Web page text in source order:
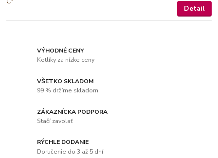
Detail
VÝHODNÉ CENY
Kotlíky za nízke ceny
VŠETKO SKLADOM
99 % držíme skladom
ZÁKAZNÍCKA PODPORA
Stačí zavolať
RÝCHLE DODANIE
Doručenie do 3 až 5 dní